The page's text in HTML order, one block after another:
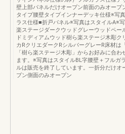
壁上部パネルだけオープン前面のみオープ
タイプ腰壁タイプインナーデッキ仕様※写
ラス仕様■折戸パネル※写真はスタイルA※
楽ステージダークウッドグレーウッドペー
ドミディアムウッド樹ら楽ステージ木彫ク
カRクリエダークRシルバーグレーR床材は
「樹ら楽ステージ木彫」からお好みに合わ
ます。※写真はスタイルBL字腰壁＋フルガ
ルは販売を終了しています。一折分だけオ
プン側面のみオープン